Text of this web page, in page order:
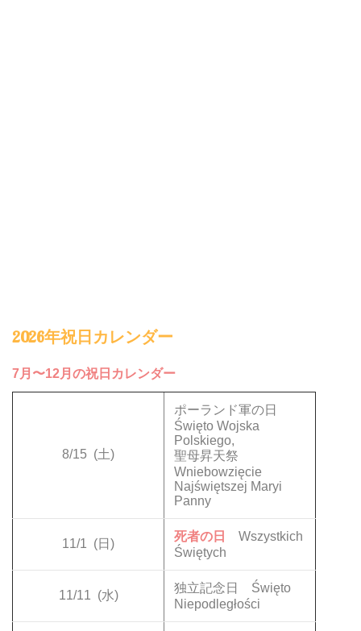
2026年祝日カレンダー
7月〜12月の祝日カレンダー
8/15 (土)
ポーランド軍の日
Święto Wojska
Polskiego,
聖母昇天祭
Wniebowzięcie
Najświętszej Maryi
Panny
11/1 (日)
死者の日
Wszystkich
Świętych
11/11 (水)
独立記念日 Święto
Niepodległości